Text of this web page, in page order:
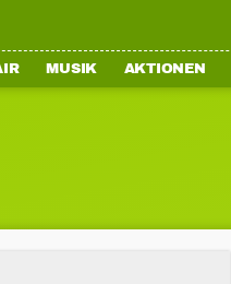
MUSIK AKTIONEN